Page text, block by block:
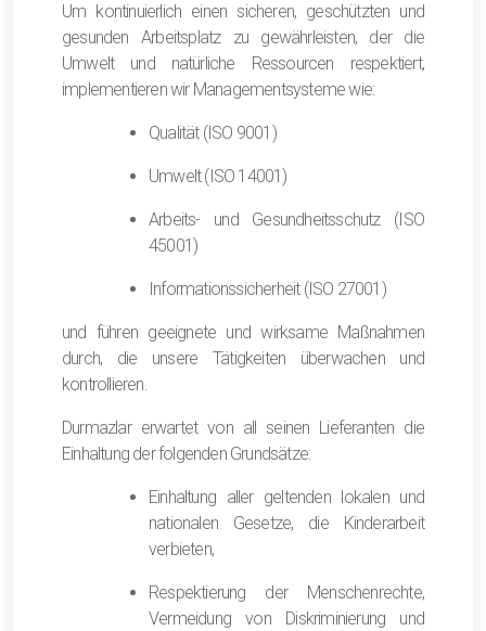
Um kontinuierlich einen sicheren, geschützten und
gesunden Arbeitsplatz zu gewährleisten, der die
Umwelt und natürliche Ressourcen respektiert,
implementieren wir Managementsysteme wie:
Qualität (ISO 9001)
Umwelt (ISO 14001)
Arbeits- und Gesundheitsschutz (ISO
45001)
Informationssicherheit (ISO 27001)
und führen geeignete und wirksame Maßnahmen
durch, die unsere Tätigkeiten überwachen und
kontrollieren.
Durmazlar erwartet von all seinen Lieferanten die
Einhaltung der folgenden Grundsätze:
Einhaltung aller geltenden lokalen und
nationalen Gesetze, die Kinderarbeit
verbieten,
Respektierung der Menschenrechte,
Vermeidung von Diskriminierung und